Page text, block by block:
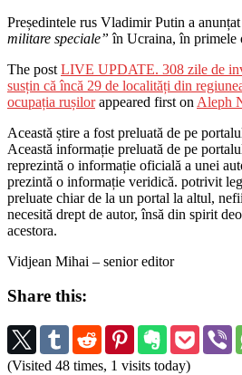
Președintele rus Vladimir Putin a
militare speciale” în Ucraina, în primele
The post LIVE UPDATE. 308 zile de
susțin că încă 29 de localități din
ocupația rușilorappeared first on Aleph
Această știre a fost preluată de pe
Această informație preluată de pe
reprezintă o informație oficială a unei
prezintă o informație veridică. potrivit
preluate chiar de la un portal la altul,
necesită drept de autor, însă din spirit
acestora.
Vidjean Mihai – senior editor
Share this:
(Visited 48 times, 1 visits today)